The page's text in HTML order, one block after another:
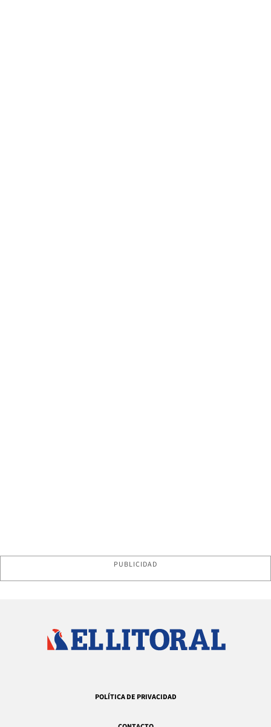
PUBLICIDAD
POLÍTICA DE PRIVACIDAD